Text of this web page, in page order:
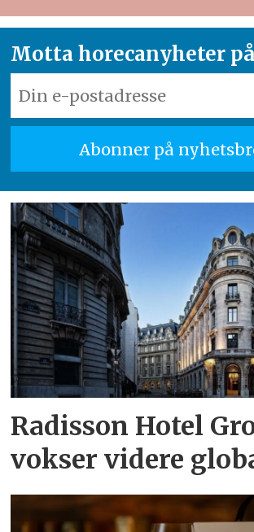
Motta horecanyheter
Radisson Hotel
vokser videre